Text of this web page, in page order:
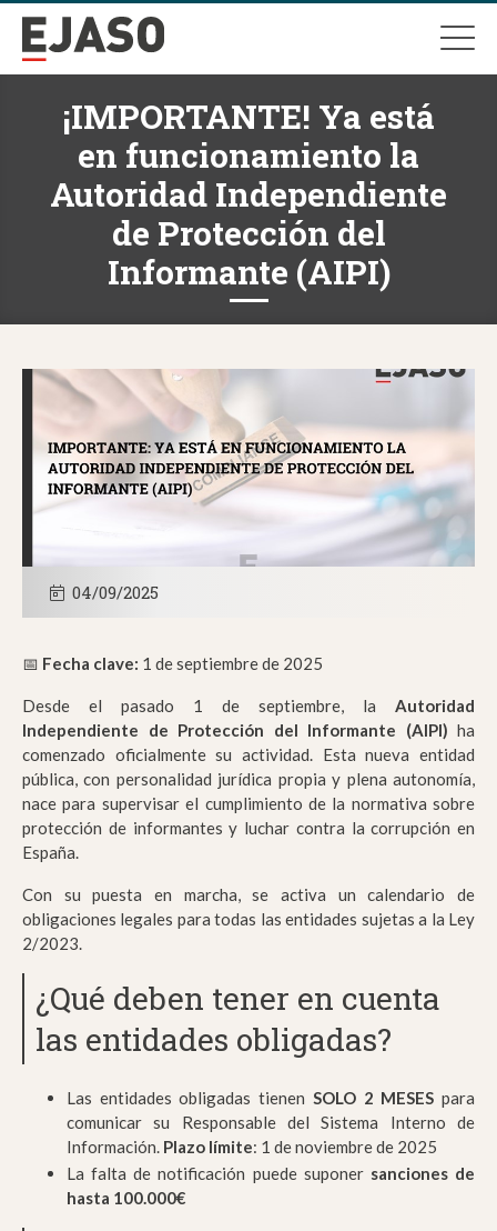
¡IMPORTANTE! Ya está
en funcionamiento la
Autoridad Independiente
de Protección del
Informante (AIPI)
04/09/2025
📅 Fecha clave: 1 de septiembre de 2025
Desde el pasado 1 de septiembre, la Autoridad
Independiente de Protección del Informante (AIPI) ha
comenzado oficialmente su actividad. Esta nueva entidad
pública, con personalidad jurídica propia y plena autonomía,
nace para supervisar el cumplimiento de la normativa sobre
protección de informantes y luchar contra la corrupción en
España.
Con su puesta en marcha, se activa un calendario de
obligaciones legales para todas las entidades sujetas a la Ley
2/2023.
¿Qué deben tener en cuenta
las entidades obligadas?
Las entidades obligadas tienen SOLO 2 MESES para
comunicar su Responsable del Sistema Interno de
Información. Plazo límite: 1 de noviembre de 2025
La falta de notificación puede suponer sanciones de
hasta 100.000€